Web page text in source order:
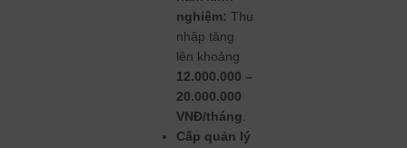
nghiệm: Thu
nhập tăng
lên khoảng
12.000.000 –
20.000.000
VNĐ/tháng
Cấp quản lý